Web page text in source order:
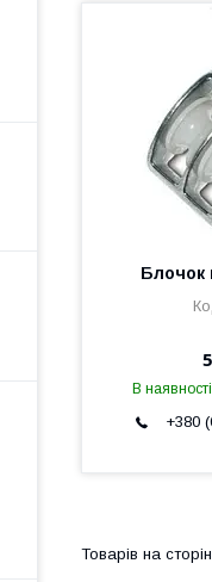
Блочок
В наявності
+380